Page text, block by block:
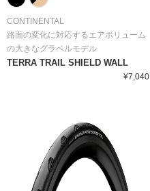
CONTINENTAL
路面の変化に対応するエアボリューム
の大きなグラベルモデル
TERRA TRAIL SHIELD WALL
¥7,040